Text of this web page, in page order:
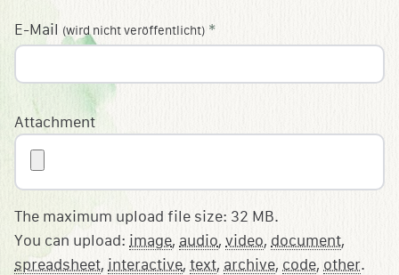
E-Mail (wird nicht veröffentlicht) *
Attachment
The maximum upload file size: 32 MB.
You can upload: image, audio, video, document,
spreadsheet, interactive, text, archive, code, other.